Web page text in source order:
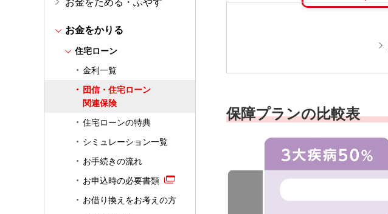
お金をためる・ふやす
お金をかりる
住宅ローン
金利一覧
団信・住宅ローン
関連保険
住宅ローンの特典
シミュレーション一覧
お手続きの流れ
お申込時の必要書類
お借り換えをお考えの方
保障プランの比較表